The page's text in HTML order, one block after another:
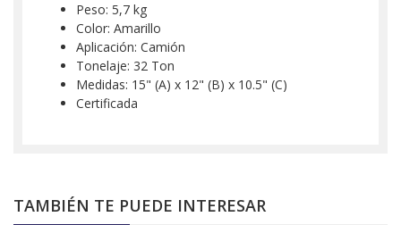
Peso: 5,7 kg
Color: Amarillo
Aplicación: Camión
Tonelaje: 32 Ton
Medidas: 15" (A) x 12" (B) x 10.5" (C)
Certificada
TAMBIÉN TE PUEDE INTERESAR